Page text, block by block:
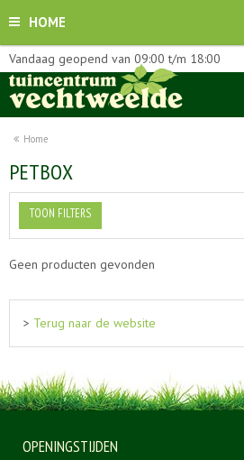
HOME
Home
Vandaag geopend van 09:00 t/m 18:00
PETBOX
TOON FILTERS
Geen producten gevonden
> Terug naar de website
OPENINGSTIJDEN